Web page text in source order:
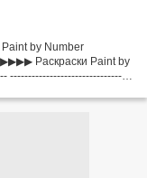
by Number
Раскраски Paint by
----------------------------------